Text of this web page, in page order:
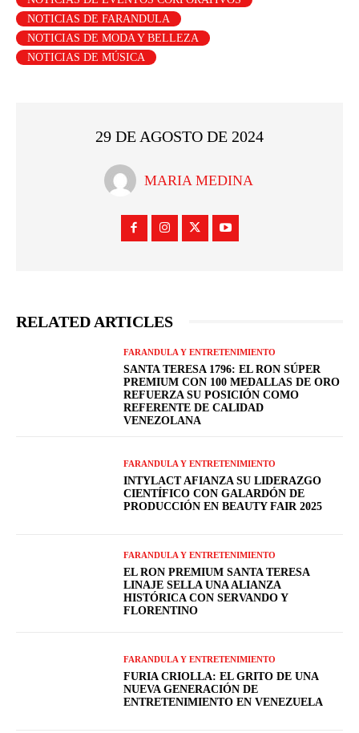
NOTICIAS DE FARANDULA
NOTICIAS DE MODA Y BELLEZA
NOTICIAS DE MÚSICA
29 DE AGOSTO DE 2024
MARIA MEDINA
RELATED ARTICLES
FARANDULA Y ENTRETENIMIENTO
SANTA TERESA 1796: EL RON SÚPER
PREMIUM CON 100 MEDALLAS DE ORO
REFUERZA SU POSICIÓN COMO
REFERENTE DE CALIDAD
VENEZOLANA
FARANDULA Y ENTRETENIMIENTO
INTYLACT AFIANZA SU LIDERAZGO
CIENTÍFICO CON GALARDÓN DE
PRODUCCIÓN EN BEAUTY FAIR 2025
FARANDULA Y ENTRETENIMIENTO
EL RON PREMIUM SANTA TERESA
LINAJE SELLA UNA ALIANZA
HISTÓRICA CON SERVANDO Y
FLORENTINO
FARANDULA Y ENTRETENIMIENTO
FURIA CRIOLLA: EL GRITO DE UNA
NUEVA GENERACIÓN DE
ENTRETENIMIENTO EN VENEZUELA